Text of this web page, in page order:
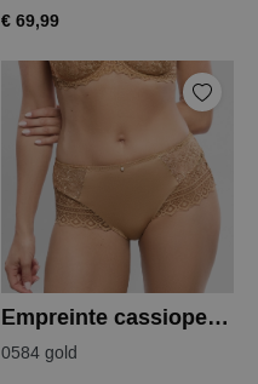
€ 69,99
Empreinte cassiopee tailleslip
0584 gold